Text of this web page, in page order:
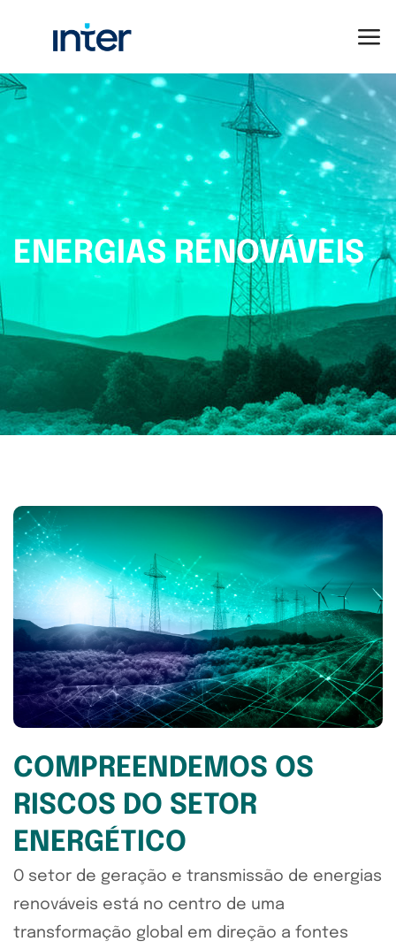
ENERGIAS RENOVÁVEIS
COMPREENDEMOS OS
RISCOS DO SETOR
ENERGÉTICO
O setor de geração e transmissão de energias
renováveis está no centro de uma
transformação global em direção a fontes